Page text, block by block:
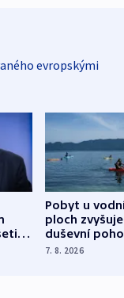
evropskými
Pobyt u
ploch zvyšuje
duševní
ukázala
7. 8. 2026